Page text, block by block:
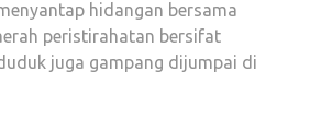
hidangan bersama
peristirahatan bersifat
juga gampang dijumpai di